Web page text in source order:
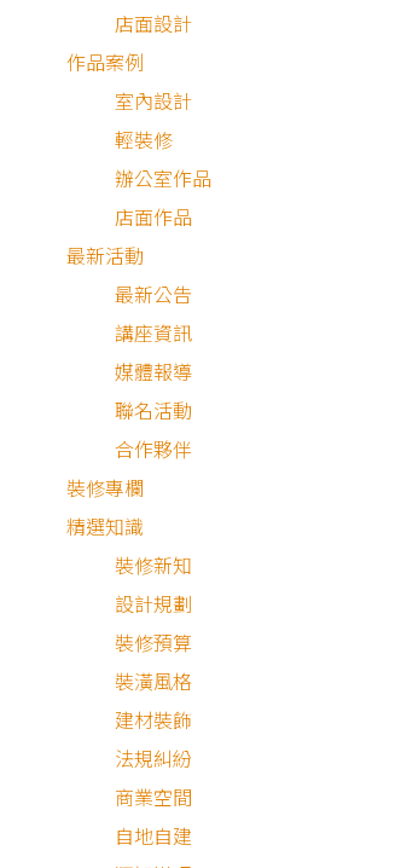
店面設計
作品案例
室內設計
輕裝修
辦公室作品
店面作品
最新活動
最新公告
講座資訊
媒體報導
聯名活動
合作夥伴
裝修專欄
精選知識
裝修新知
設計規劃
裝修預算
裝潢風格
建材裝飾
法規糾紛
商業空間
自地自建